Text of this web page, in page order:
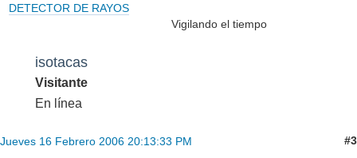
DETECTOR DE RAYOS
Vigilando el tiempo
isotacas
Visitante
En línea
Jueves 16 Febrero 2006 20:13:33 PM #3